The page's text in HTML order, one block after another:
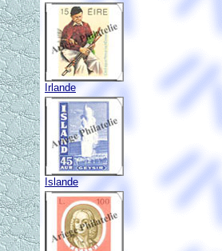
Irlande
Islande